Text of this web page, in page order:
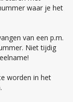
waar je het
van een p.m.
Niet tijdig
worden in het